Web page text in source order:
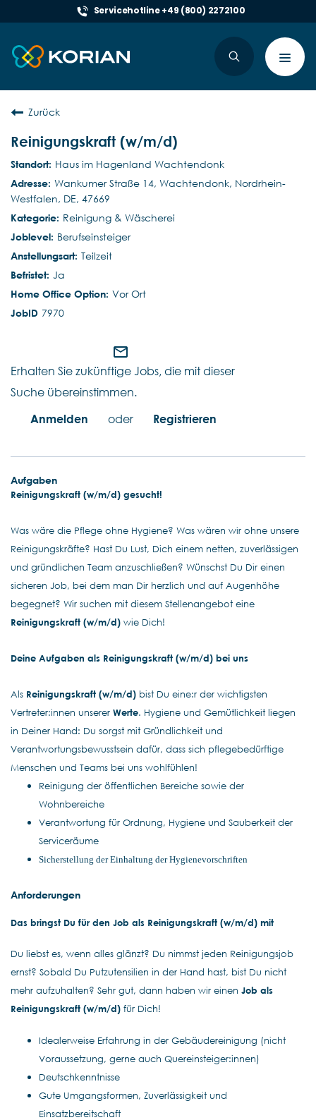
Servicehotline +49 (800) 2272100
Zurück
Reinigungskraft (w/m/d)
Haus im Hagenland Wachtendonk
Wankumer Straße 14, Wachtendonk, Nordrhein-
Westfalen, DE, 47669
Reinigung & Wäscherei
Berufseinsteiger
Teilzeit
Ja
Vor Ort
7970
mail_outline
Erhalten Sie zukünftige Jobs, die mit dieser
Suche übereinstimmen.
Anmelden
oder Registrieren
Aufgaben
Reinigungskraft (w/m/d) gesucht!
Was wäre die Pflege ohne Hygiene? Was wären wir ohne unsere
Reinigungskräfte? Hast Du Lust, Dich einem netten, zuverlässigen
und gründlichen Team anzuschließen? Wünschst Du Dir einen
sicheren Job, bei dem man Dir herzlich und auf Augenhöhe
begegnet? Wir suchen mit diesem Stellenangebot eine
Reinigungskraft (w/m/d) wie Dich!
Deine Aufgaben als Reinigungskraft (w/m/d) bei uns
Als Reinigungskraft (w/m/d) bist Du eine:r der wichtigsten
Vertreter:innen unserer Werte. Hygiene und Gemütlichkeit liegen
in Deiner Hand: Du sorgst mit Gründlichkeit und
Verantwortungsbewusstsein dafür, dass sich pflegebedürftige
Menschen und Teams bei uns wohlfühlen!
Reinigung der öffentlichen Bereiche sowie der
Wohnbereiche
Verantwortung für Ordnung, Hygiene und Sauberkeit der
Serviceräume
Sicherstellung der Einhaltung der Hygienevorschriften
Anforderungen
Das bringst Du für den Job als Reinigungskraft (w/m/d) mit
Du liebst es, wenn alles glänzt? Du nimmst jeden Reinigungsjob
ernst? Sobald Du Putzutensilien in der Hand hast, bist Du nicht
mehr aufzuhalten? Sehr gut, dann haben wir einen Job als
Reinigungskraft (w/m/d) für Dich!
Idealerweise Erfahrung in der Gebäudereinigung (nicht
Voraussetzung, gerne auch Quereinsteiger:innen)
Deutschkenntnisse
Gute Umgangsformen, Zuverlässigkeit und
Einsatzbereitschaft